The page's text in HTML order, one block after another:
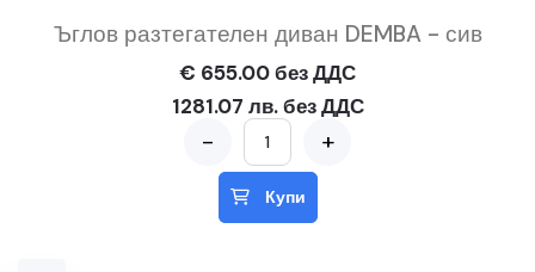
Ъглов разтегателен диван DEMBA - сив
€ 655.00 без ДДС
1281.07 лв. без ДДС
- +
Купи